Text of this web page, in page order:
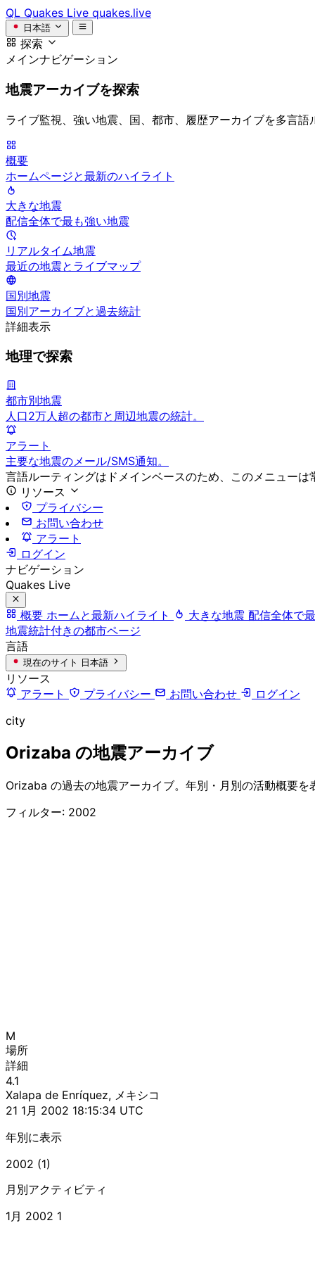
QL Quakes Live quakes.live
日本語
探索
メインナビゲーション
地震アーカイブを探索
ライブ監視、強い地震、国、都市、履歴アーカイブを多言語
概要
ホームページと最新のハイライト
大きな地震
配信全体で最も強い地震
リアルタイム地震
最近の地震とライブマップ
国別地震
国別アーカイブと過去統計
詳細表示
地理で探索
都市別地震
人口2万人超の都市と周辺地震の統計。
アラート
主要な地震のメール/SMS通知。
言語ルーティングはドメインベースのため、このメニューは
リソース
プライバシー
お問い合わせ
アラート
ログイン
ナビゲーション
Quakes Live
概要 ホームと最新ハイライト 大きな地震 配信全体で
地震統計付きの都市ページ
言語
現在のサイト 日本語
リソース
アラート
プライバシー お問い合わせ
ログイン
city
Orizaba の地震アーカイブ
Orizaba の過去の地震アーカイブ。年別・月別の活動概要を
フィルター: 2002
M
場所
詳細
4.1
Xalapa de Enríquez, メキシコ
21 1月 2002 18:15:34 UTC
年別に表示
2002 (1)
月別アクティビティ
1月 2002 1